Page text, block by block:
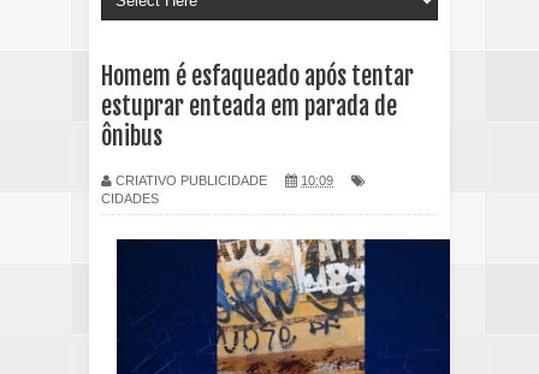
Homem é esfaqueado após tentar
estuprar enteada em parada de
ônibus
CRIATIVO PUBLICIDADE
10:09
CIDADES